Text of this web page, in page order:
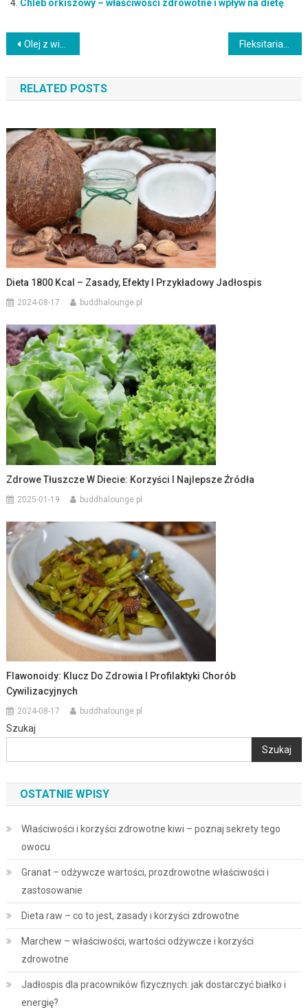
Chleb orkiszowy – właściwości zdrowotne i wpływ na dietę
Nawigacja
wpisu
Olej z wiesiołka – dawkowanie, właściwości i przeciwwskazania
RELATED POSTS
Dieta 1800 Kcal – Zasady, Efekty I Przykładowy Jadłospis
2024-08-17 buddhalounge.pl
Zdrowe Tłuszcze W Diecie: Korzyści I Najlepsze Źródła
2025-01-19 buddhalounge.pl
Flawonoidy: Klucz Do Zdrowia I Profilaktyki Chorób
Cywilizacyjnych
2024-08-17 buddhalounge.pl
Szukaj
Szukaj
OSTATNIE WPISY
Właściwości i korzyści zdrowotne kiwi – poznaj sekrety tego
owocu
Granat – odżywcze wartości, prozdrowotne właściwości i
zastosowanie
Dieta raw – co to jest, zasady i korzyści zdrowotne
Marchew – właściwości, wartości odżywcze i korzyści
zdrowotne
Jadłospis dla pracowników fizycznych: jak dostarczyć białko i
energię?